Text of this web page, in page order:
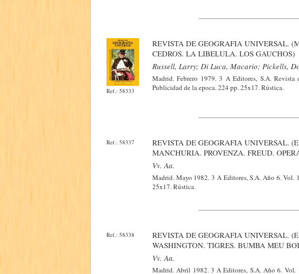
Ref.: 58333
REVISTA DE GEOGRAFIA UNIVERSAL.
CEDROS. LA LIBELULA. LOS GAUCHOS)
Russell, Larry; Di Luca, Macario; Pickells,
Madrid. Febrero 1979. 3 A Editores, S.A.
Publicidad de la epoca. 224 pp. 25x17. Rústica.
Ref.: 58337
REVISTA DE GEOGRAFIA UNIVERSAL.
MANCHURIA. PROVENZA. FREUD.
Vv. Aa.
Madrid. Mayo 1982. 3 A Editores, S.A. Año 6. Vol.
25x17. Rústica.
Ref.: 58338
REVISTA DE GEOGRAFIA UNIVERSAL.
WASHINGTON. TIGRES. BUMBA MEU
Vv. Aa.
Madrid. Abril 1982. 3 A Editores, S.A. Año 6. Vol.